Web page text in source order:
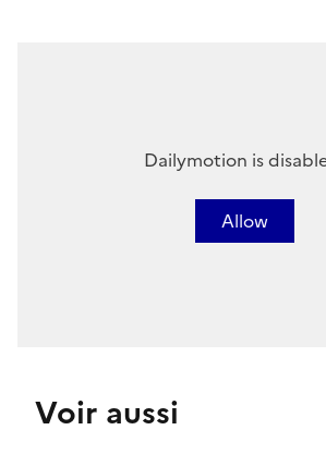
Dailymotion is
Allow
Voir aussi